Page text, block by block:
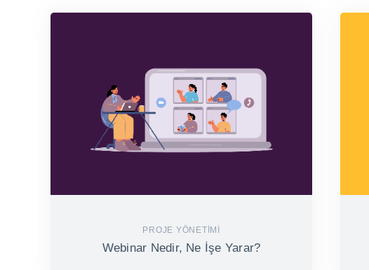
PROJE YÖNETIMI
Webinar Nedir, Ne İşe Yarar?